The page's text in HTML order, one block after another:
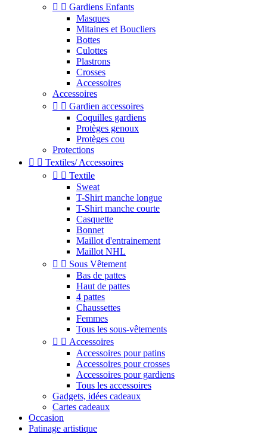
  Gardiens Enfants
Masques
Mitaines et Boucliers
Bottes
Culottes
Plastrons
Crosses
Accessoires
Accessoires
  Gardien accessoires
Coquilles gardiens
Protèges genoux
Protèges cou
Protections
  Textiles/ Accessoires
  Textile
Sweat
T-Shirt manche longue
T-Shirt manche courte
Casquette
Bonnet
Maillot d'entrainement
Maillot NHL
  Sous Vêtement
Bas de pattes
Haut de pattes
4 pattes
Chaussettes
Femmes
Tous les sous-vêtements
  Accessoires
Accessoires pour patins
Accessoires pour crosses
Accessoires pour gardiens
Tous les accessoires
Gadgets, idées cadeaux
Cartes cadeaux
Occasion
Patinage artistique